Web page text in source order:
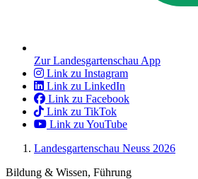
Zur Landesgartenschau App
Link zu Instagram
Link zu LinkedIn
Link zu Facebook
Link zu TikTok
Link zu YouTube
Landesgartenschau Neuss 2026
Bildung & Wissen, Führung